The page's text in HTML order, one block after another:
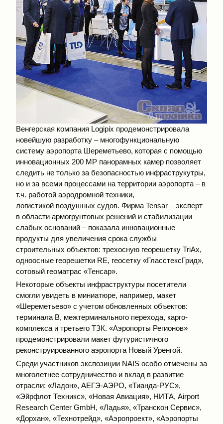
Венгерская компания Logipix продемонстрировала
новейшую разработку – многофункциональную
систему аэропорта Шереметьево, которая с помощью
инновационных 200 MP панорамных камер позволяет
следить не только за безопасностью инфраструкутры,
но и за всеми процессами на территории аэропорта – в
т.ч. работой аэродромной техники,
логистикой воздушных судов. Фирма Tensar – эксперт
в области армогрунтовых решений и стабилизации
слабых оснований – показала инновационные
продукты для увеличения срока службы
строительных объектов: трехосную георешетку TriAx,
одноосные георешетки RE, геосетку «ГласстексГрид»,
сотовый геоматрас «Тенсар».
Некоторые объекты инфраструктуры посетители
смогли увидеть в миниатюре, например, макет
«Шереметьево» с учетом обновленных объектов:
терминала В, межтерминального перехода, карго-
комплекса и третьего ТЗК. «Аэропорты Регионов»
продемонстрировали макет футуристичного
реконструированного аэропорта Новый Уренгой.
Среди участников экспозиции NAIS особо отмечены за
многолетнее сотрудничество и вклад в развитие
отрасли: «Ладон», АЕГЭ-АЭРО, «Тианда-РУС»,
«Эйрфлот Техникс», «Новая Авиация», НИТА, Airport
Research Center GmbH, «Ладья», «Транскон Сервис»,
«Дорхан», «Технотрейд», «Аэропроект», «Аэропорты